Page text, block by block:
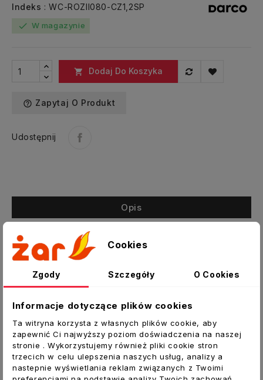
Indeks : WC-ROZII080-CZ1,2SP
check W magazynie
 Dodaj Do Koszyka
help_outline Zapytaj O Produkt
Udostępnij
Opis
Załączniki
Rozeta ROZII080-CZ1,2 (ML) Pellet
w gatunku DC01 o grubości 1,2mm. Stosuje się ją
w przyłączach do odprowadzenia spalin z
urządzeń grzewczych na Pellet.
Dane techniczne:
Cookies
Zgody Szczegóły O Cookies
Informacje dotyczące plików cookies
Ta witryna korzysta z własnych plików cookie, aby
zapewnić Ci najwyższy poziom doświadczenia na naszej
stronie . Wykorzystujemy również pliki cookie stron
trzecich w celu ulepszenia naszych usług, analizy a
nastepnie wyświetlania reklam związanych z Twoimi